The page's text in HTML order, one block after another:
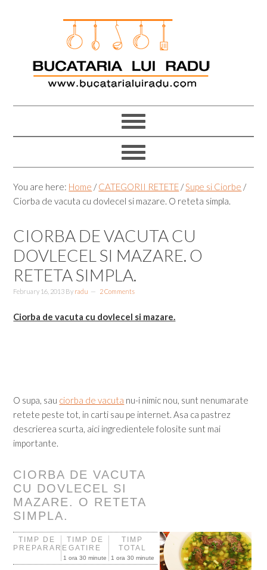
You are here: Home / CATEGORII RETETE /Supe si Ciorbe /
Ciorba de vacuta cu dovlecel si mazare. O reteta simpla.
CIORBA DE VACUTA CU
DOVLECEL SI MAZARE. O
RETETA SIMPLA.
February 16, 2013 By radu 2 Comments
Ciorba de vacuta cu dovlecel si mazare.
O supa, sau ciorba de vacuta nu-i nimic nou, sunt nenumarate
retete peste tot, in carti sau pe internet. Asa ca pastrez
descrierea scurta, aici ingredientele folosite sunt mai
importante.
CIORBA DE VACUTA
CU DOVLECEL SI
MAZARE. O RETETA
SIMPLA.
TIMP DE
PREPARARE
TIMP DE
GATIRE
1 ora 30 minute
TIMP
TOTAL
1 ora 30 minute